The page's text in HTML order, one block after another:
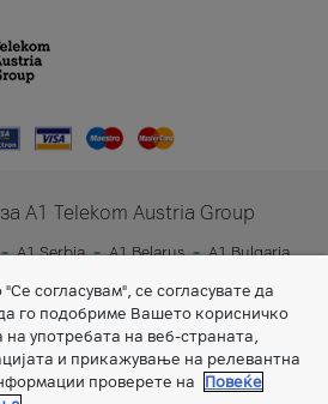
A1 Telekom Austria Group
A1 Serbia A1 Belarus
A1 Bulgaria
согласувам", се согласувате да
го подобриме Вашето корисничко
на употребата на веб-страната,
и прикажување на релевантна
проверете на
Повеќе